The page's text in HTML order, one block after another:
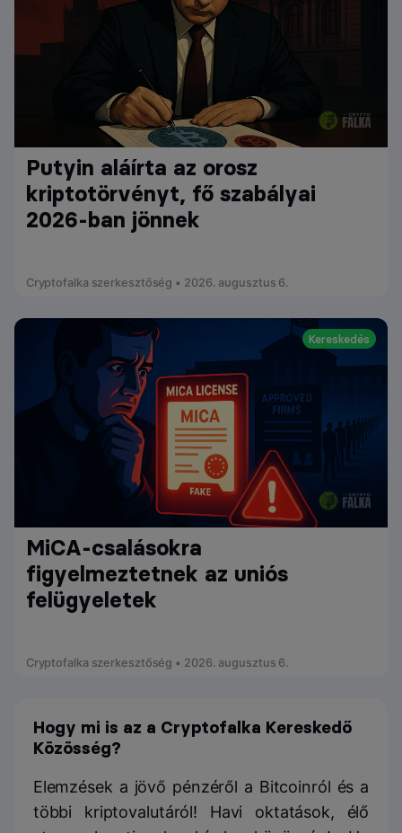
Putyin aláírta az orosz
kriptotörvényt, fő szabályai
2026-ban jönnek
Cryptofalka szerkesztőség • 2026. augusztus 6.
Kereskedés
MiCA-csalásokra
figyelmeztetnek az uniós
felügyeletek
Cryptofalka szerkesztőség • 2026. augusztus 6.
Hogy mi is az a Cryptofalka Kereskedő
Közösség?
Elemzések a jövő pénzéről a Bitcoinról és a
többi kriptovalutáról! Havi oktatások, élő